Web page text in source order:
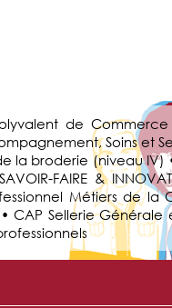
de
Soins et
la broderie (niveau IV)
SAVOIR-FAIRE &
Métiers de la
CAP Sellerie